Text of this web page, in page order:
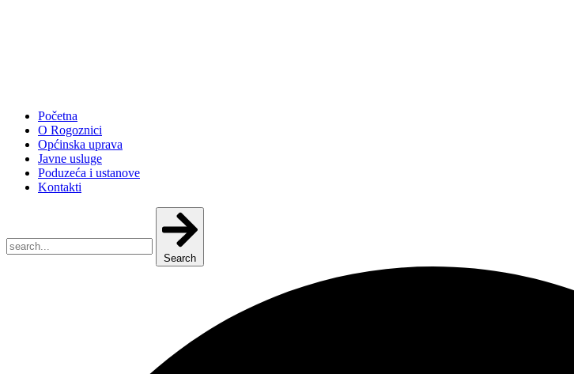
Početna
O Rogoznici
Općinska uprava
Javne usluge
Poduzeća i ustanove
Kontakti
Search